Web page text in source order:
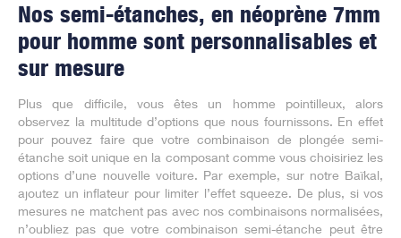
Nos semi-étanches, en néoprène 7mm
pour homme sont personnalisables et
sur mesure
Plus que difficile, vous êtes un homme pointilleux, alors
observez la multitude d’options que nous fournissons. En effet
pour pouvez faire que votre combinaison de plongée semi-
étanche soit unique en la composant comme vous choisiriez les
options d’une nouvelle voiture. Par exemple, sur notre Baïkal,
ajoutez un inflateur pour limiter l’effet squeeze. De plus, si vos
mesures ne matchent pas avec nos combinaisons normalisées,
n’oubliez pas que votre combinaison semi-étanche peut être